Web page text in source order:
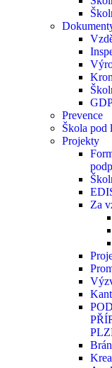
Prevence
Škola pod
Projekty
Za